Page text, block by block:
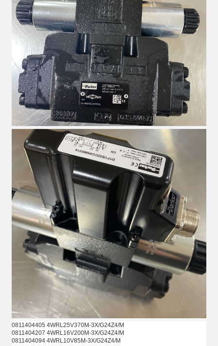
0811404405 4WRL25V370M-3X/G24Z4/M
0811404207 4WRL16V200M-3X/G24Z4/M
0811404094 4WRL10V85M-3X/G24Z4/M